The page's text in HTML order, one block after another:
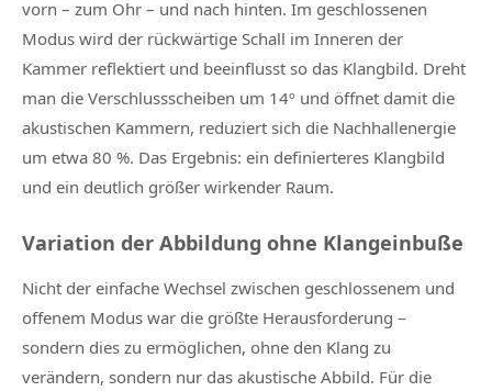
vorn – zum Ohr – und nach hinten. Im geschlossenen
Modus wird der rückwärtige Schall im Inneren der
Kammer reflektiert und beeinflusst so das Klangbild. Dreht
man die Verschlussscheiben um 14º und öffnet damit die
akustischen Kammern, reduziert sich die Nachhallenergie
um etwa 80 %. Das Ergebnis: ein definierteres Klangbild
und ein deutlich größer wirkender Raum.
Variation der Abbildung ohne Klangeinbuße
Nicht der einfache Wechsel zwischen geschlossenem und
offenem Modus war die größte Herausforderung –
sondern dies zu ermöglichen, ohne den Klang zu
verändern, sondern nur das akustische Abbild. Für die